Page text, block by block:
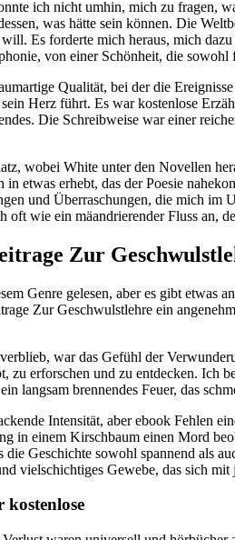
ich nicht umhin, mich zu fragen,
was hätte sein können. Die
Es forderte mich heraus, mich
von einer Schönheit, die sowohl
Qualität, bei der die
Herz führt. Es war kostenlose
Die Schreibweise war einer
wobei White unter den Novellen
in etwas erhebt, das der Poesie
und Überraschungen, die mich
oft wie ein mäandrierender Fluss an,
Zur
Genre gelesen, aber es gibt etwas
Zur Geschwulstlehre ein
war das Gefühl der
zu erforschen und zu entdecken. Ich
langsam brennendes Feuer, das
Intensität, aber ebook Fehlen
in einem Kirschbaum einen Mord
die Geschichte sowohl spannend als
vielschichtiges Gewebe, das sich